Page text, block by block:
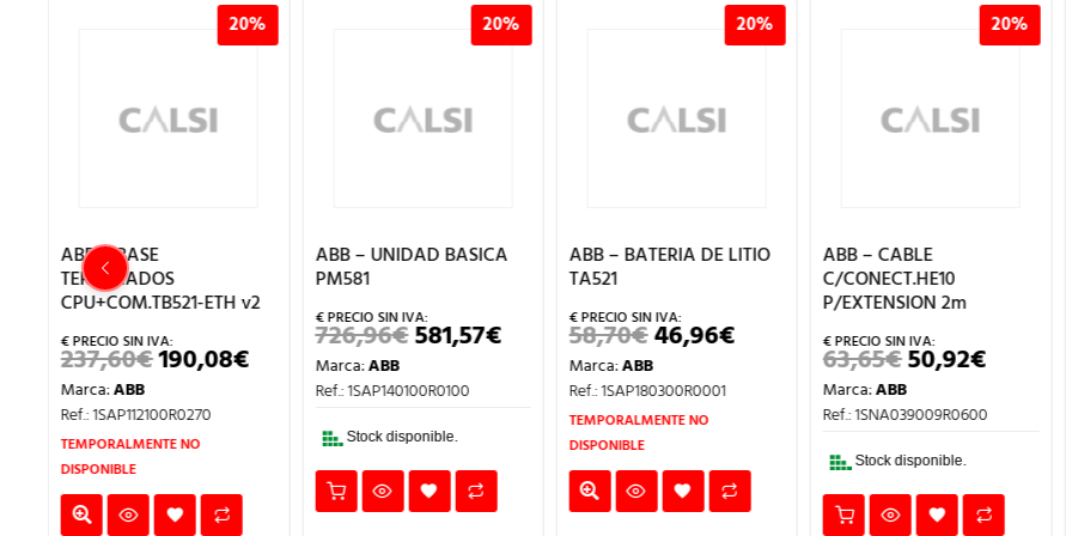
20%
ABB – BASE
TERMINADOS
CPU+COM.TB521-ETH v2
237,60€EL
PRECIO
ERA:
237,60€.
190,08€EL
PRECIO
ACTUAL
190,08€.
Marca:ABB
Ref.: 1SAP112100R0270
TEMPORALMENTE NO
DISPONIBLE
20%
ABB – UNIDAD BASICA
PM581
726,96€EL
PRECIO
ERA:
581,57€EL
PRECIO
ACTUAL
581,57€.
Marca:ABB
Ref.: 1SAP140100R0100
Stock disponible.
20%
ABB – BATERIA DE LITIO
TA521
58,70€EL
PRECIO
ORIGINAL
ERA:
58,70€.
46,96€EL
PRECIO
Marca:ABB
Ref.: 1SAP180300R0001
TEMPORALMENTE NO
DISPONIBLE
20%
ABB – CABLE
C/CONECT.HE10
P/EXTENSION 2m
63,65€EL
PRECIO
ORIGINAL
ERA:
50,92€EL
PRECIO
ES:
Marca:ABB
Ref.: 1SNA039009R0600
Stock disponible.